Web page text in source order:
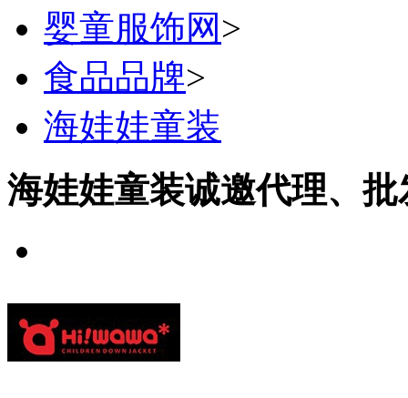
婴童服饰网 >
食品品牌>
海娃娃童装
海娃娃童装诚邀代理、批